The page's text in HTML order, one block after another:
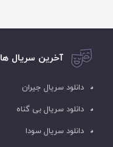
آخرین سریال ها
دانلود سریال جیران
دانلود سریال بی گناه
دانلود سریال سودا